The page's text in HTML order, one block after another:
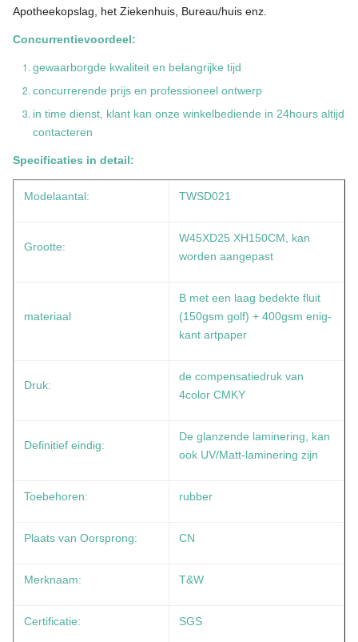
Apotheekopslag, het Ziekenhuis, Bureau/huis enz.
Concurrentievoordeel:
gewaarborgde kwaliteit en belangrijke tijd
concurrerende prijs en professioneel ontwerp
in time dienst, klant kan onze winkelbediende in 24hours altijd
contacteren
Specificaties in detail:
Modelaantal: TWSD021
Grootte:
W45XD25 XH150CM, kan
worden aangepast
materiaal
B met een laag bedekte fluit
(150gsm golf) + 400gsm enig-
kant artpaper
Druk:
de compensatiedruk van
4color CMKY
Definitief eindig:
De glanzende laminering, kan
ook UV/Matt-laminering zijn
Toebehoren: rubber
Plaats van Oorsprong: CN
Merknaam: T&W
Certificatie: SGS